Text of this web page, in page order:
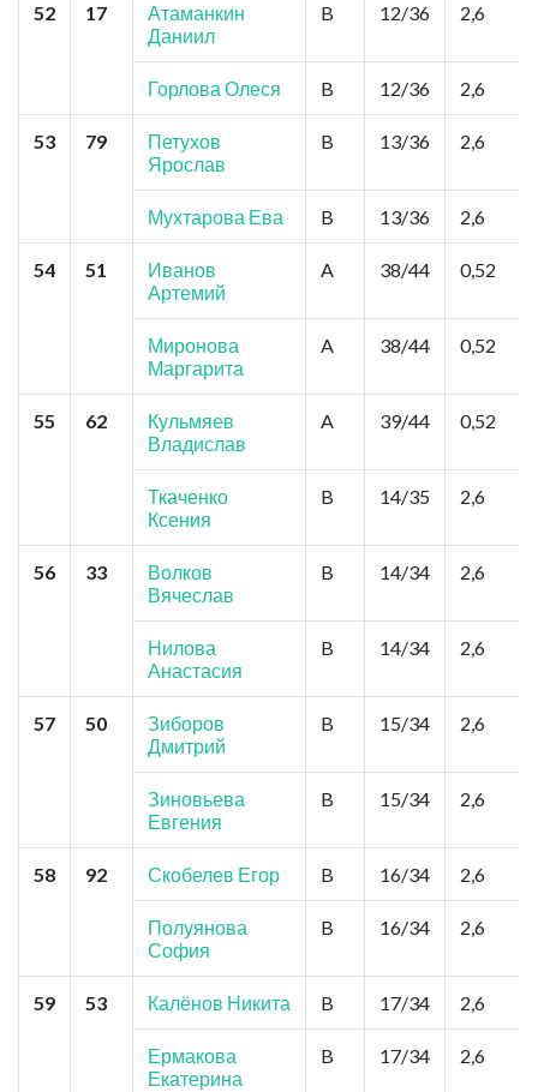
52 17
Атаманкин
Даниил
B 12/36 2,6
Горлова Олеся
B 12/36 2,6
53 79
Петухов
Ярослав
B 13/36 2,6
Мухтарова Ева
B 13/36 2,6
54 51
Иванов
Артемий
A 38/44 0,52
Миронова
Маргарита
A 38/44 0,52
55 62
Кульмяев
Владислав
A 39/44 0,52
Ткаченко
Ксения
B 14/35 2,6
56 33
Волков
Вячеслав
B 14/34 2,6
Нилова
Анастасия
B 14/34 2,6
57 50
Зиборов
Дмитрий
B 15/34 2,6
Зиновьева
Евгения
B 15/34 2,6
58 92 Скобелев Егор B 16/34 2,6
Полуянова
София
B 16/34 2,6
59 53 Калёнов Никита B 17/34 2,6
Ермакова
Екатерина
B 17/34 2,6